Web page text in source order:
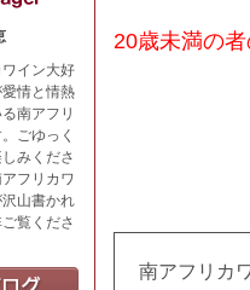
20歳未満の
南アフリカ
イン大好
情と情熱
南アフリ
ごゆっく
みくださ
フリカワ
山書かれ
覧くださ